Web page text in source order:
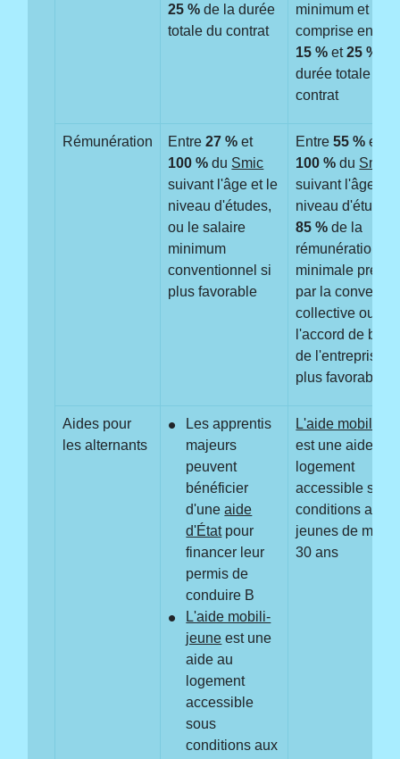
25 % de la durée
totale du contrat
minimum et
comprise entre
15 % et25 %
durée totale du
contrat
Rémunération Entre27 % et
100 % du Smic
suivant l'âge et le
niveau d'études,
ou le salaire
minimum
conventionnel si
plus favorable
Entre55 % et
100 % du Smic
suivant l'âge et
niveau
85 % de la
rémunération
minimale
par la
collective ou
l'accord de
de l'entreprise si
plus favorable
Aides pour
les alternants
Les apprentis
majeurs
peuvent
bénéficier
d'uneaide
d'Étatpour
financer leur
permis de
conduire B
L'aide mobili-
jeune est une
aide au
logement
accessible
sous
conditions aux
L'aide mobili-
est une aide au
logement
accessible sous
conditions aux
jeunes de
30 ans